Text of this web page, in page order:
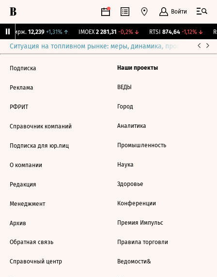
Войти
Бирж. 12,239 +1,31%↑ IMOEX 2 281,31 -0,2%↓ RTSI 874,64 -1,12%↓
Ситуация на топливном рынке: меры, динамика, прогнозы
Подписка
Реклама
РФРИТ
Справочник компаний
Подписка для юр.лиц
О компании
Редакция
Менеджмент
Архив
Обратная связь
Справочный центр
Наши проекты
ВЕДЫ
Город
Аналитика
Промышленность
Наука
Здоровье
Конференции
Премия Импульс
Правила торговли
Ведомости&